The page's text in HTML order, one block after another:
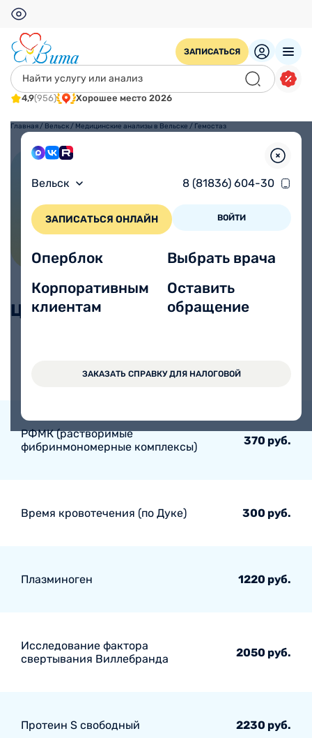
ЗАПИСАТЬСЯ
4,9(956) Хорошее место 2026
Вельск 8 (81836) 604-30
ЗАПИСАТЬСЯ ОНЛАЙН ВОЙТИ
Оперблок
Корпоративным
клиентам
Выбрать врача
Оставить
обращение
ЗАКАЗАТЬ СПРАВКУ ДЛЯ НАЛОГОВОЙ
Главная / Вельск / Медицинские анализы в Вельске / Гемостаз
Цены, без учета взятия
Тромбиновое время
РФМК (растворимые
фибринмономерные комплексы)
370 руб.
Время кровотечения (по Дуке) 300 руб.
Плазминоген 1220 руб.
Исследование фактора
свертывания Виллебранда
2050 руб.
Протеин S свободный 2230 руб.